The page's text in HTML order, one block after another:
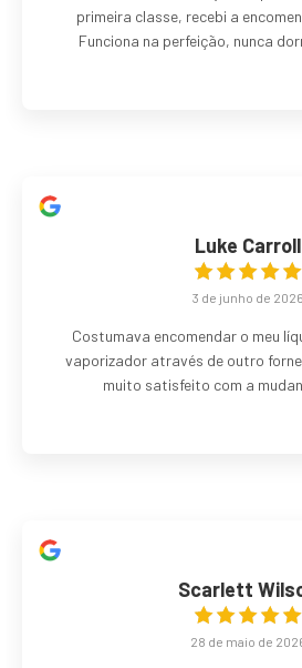
primeira classe, recebi a
Funciona na perfeição, nunca
Luke Carroll
3 de junho de 2026
Costumava encomendar o meu
vaporizador através de outro
muito satisfeito com a
Scarlett
28 de maio de